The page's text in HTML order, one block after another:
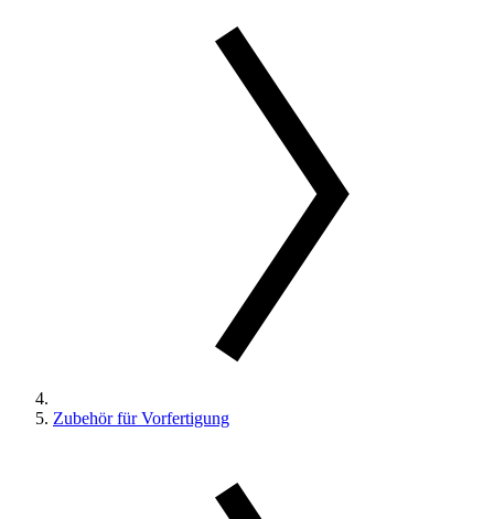
Zubehör für Vorfertigung